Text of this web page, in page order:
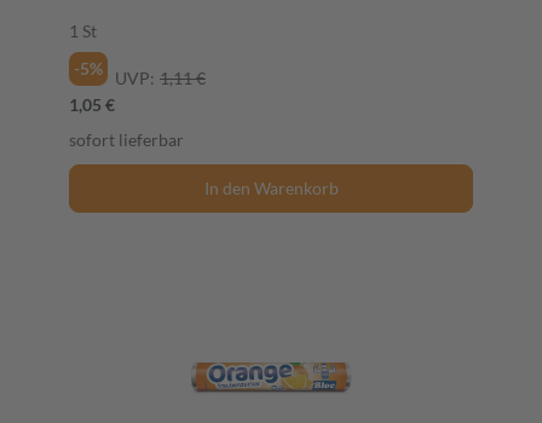
1 St
-5%
UVP: 1,11 €
1,05 €
sofort lieferbar
In den Warenkorb